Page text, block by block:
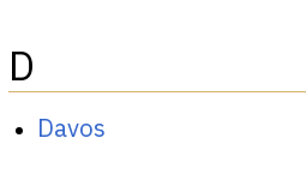
D
Davos